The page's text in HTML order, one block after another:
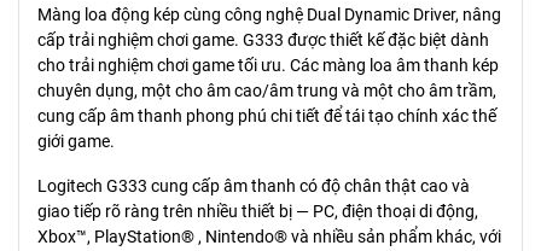
Màng loa động kép cùng công nghệ Dual Dynamic Driver, nâng
cấp trải nghiệm chơi game. G333 được thiết kế đặc biệt dành
cho trải nghiệm chơi game tối ưu. Các màng loa âm thanh kép
chuyên dụng, một cho âm cao/âm trung và một cho âm trầm,
cung cấp âm thanh phong phú chi tiết để tái tạo chính xác thế
giới game.
Logitech G333 cung cấp âm thanh có độ chân thật cao và
giao tiếp rõ ràng trên nhiều thiết bị — PC, điện thoại di động,
Xbox™, PlayStation® , Nintendo® và nhiều sản phẩm khác, với